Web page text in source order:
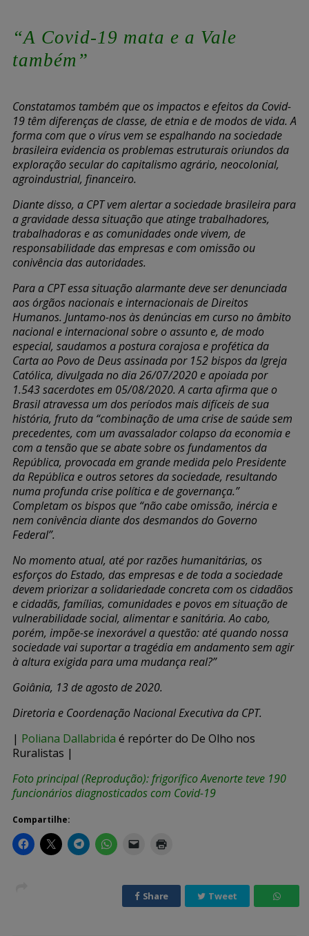
“A Covid-19 mata e a Vale
também”
Constatamos também que os impactos e efeitos da Covid-
19 têm diferenças de classe, de etnia e de modos de vida. A
forma com que o vírus vem se espalhando na sociedade
brasileira evidencia os problemas estruturais oriundos da
exploração secular do capitalismo agrário, neocolonial,
agroindustrial, financeiro.
Diante disso, a CPT vem alertar a sociedade brasileira para
a gravidade dessa situação que atinge trabalhadores,
trabalhadoras e as comunidades onde vivem, de
responsabilidade das empresas e com omissão ou
conivência das autoridades.
Para a CPT essa situação alarmante deve ser denunciada
aos órgãos nacionais e internacionais de Direitos
Humanos. Juntamo-nos às denúncias em curso no âmbito
nacional e internacional sobre o assunto e, de modo
especial, saudamos a postura corajosa e profética da
Carta ao Povo de Deus assinada por 152 bispos da Igreja
Católica, divulgada no dia 26/07/2020 e apoiada por
1.543 sacerdotes em 05/08/2020. A carta afirma que o
Brasil atravessa um dos períodos mais difíceis de sua
história, fruto da “combinação de uma crise de saúde sem
precedentes, com um avassalador colapso da economia e
com a tensão que se abate sobre os fundamentos da
República, provocada em grande medida pelo Presidente
da República e outros setores da sociedade, resultando
numa profunda crise política e de governança.”
Completam os bispos que “não cabe omissão, inércia e
nem conivência diante dos desmandos do Governo
Federal”.
No momento atual, até por razões humanitárias, os
esforços do Estado, das empresas e de toda a sociedade
devem priorizar a solidariedade concreta com os cidadãos
e cidadãs, famílias, comunidades e povos em situação de
vulnerabilidade social, alimentar e sanitária. Ao cabo,
porém, impõe-se inexorável a questão: até quando nossa
sociedade vai suportar a tragédia em andamento sem agir
à altura exigida para uma mudança real?”
Goiânia, 13 de agosto de 2020.
Diretoria e Coordenação Nacional Executiva da CPT.
| Poliana Dallabrida é repórter do De Olho nos
Ruralistas |
Foto principal (Reprodução): frigorífico Avenorte teve 190
funcionários diagnosticados com Covid-19
Compartilhe:
Share Tweet